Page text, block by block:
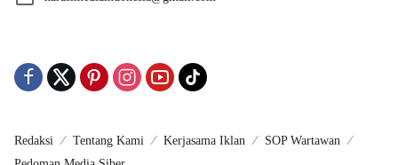
Redaksi Tentang Kami Kerjasama Iklan
SOP Wartawan